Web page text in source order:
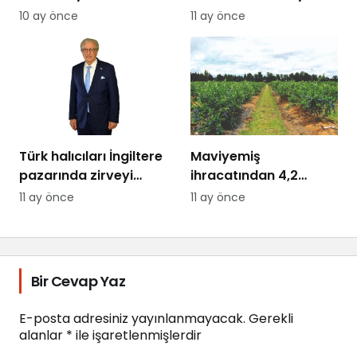
10 ay önce
dolara taşıdı
11 ay önce
Türk halıcıları İngiltere
pazarında zirveyi
hedefliyor
11 ay önce
Maviyemiş
ihracatından 4,2
milyon dolarlık kazanç
11 ay önce
Bir Cevap Yaz
E-posta adresiniz yayınlanmayacak. Gerekli
alanlar * ile işaretlenmişlerdir